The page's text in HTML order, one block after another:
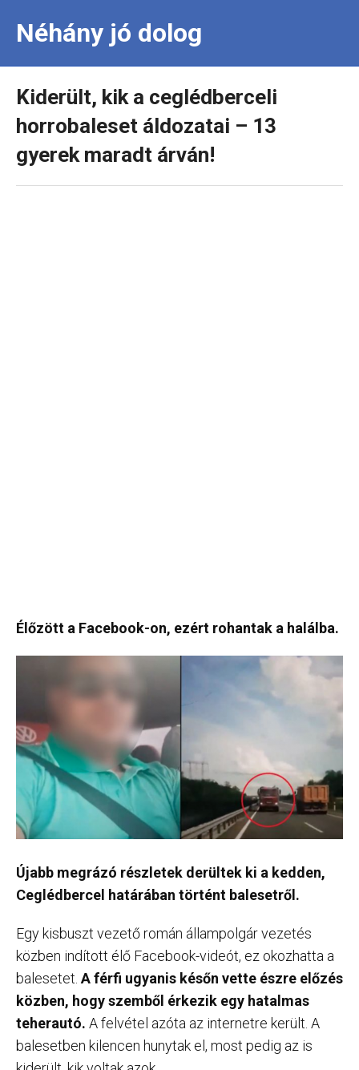
Néhány jó dolog
Kiderült, kik a ceglédberceli
horrobaleset áldozatai – 13
gyerek maradt árván!
Élőzött a Facebook-on, ezért rohantak a halálba.
Újabb megrázó részletek derültek ki a kedden,
Ceglédbercel határában történt balesetről.
Egy kisbuszt vezető román állampolgár vezetés
közben indított élő Facebook-videót, ez okozhatta a
balesetet. A férfi ugyanis későn vette észre előzés
közben, hogy szemből érkezik egy hatalmas
teherautó. A felvétel azóta az internetre került. A
balesetben kilencen hunytak el, most pedig az is